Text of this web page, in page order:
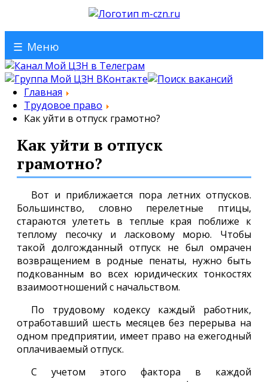
☰ Меню
Главная
Трудовое право
Как уйти в отпуск грамотно?
Как уйти в отпуск
грамотно?
Вот и приближается пора летних отпусков.
Большинство, словно перелетные птицы,
стараются улететь в теплые края поближе к
теплому песочку и ласковому морю. Чтобы
такой долгожданный отпуск не был омрачен
возвращением в родные пенаты, нужно быть
подкованным во всех юридических тонкостях
взаимоотношений с начальством.
По трудовому кодексу каждый работник,
отработавший шесть месяцев без перерыва на
одном предприятии, имеет право на ежегодный
оплачиваемый отпуск.
С учетом этого фактора в каждой